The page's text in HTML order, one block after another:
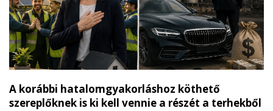
a felvétel, amelyen egy narancssárga
munkaruhás útfenntartó férfi mutatott példát
együttérzésből és segítőkészségből.
A korábbi hatalomgyakorláshoz köthető
szereplőknek is ki kell vennie a részét a terhekből